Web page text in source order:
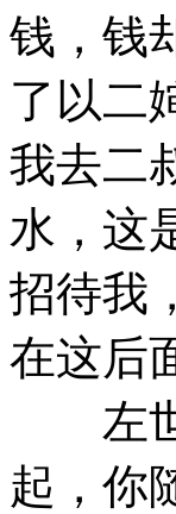
钱，钱
了以二
我去二
水，这
招待我
在这后
左世
起，你